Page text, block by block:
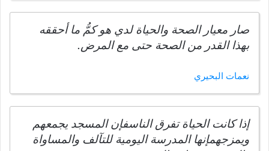
صار معيار الصحة والحياة لدي هو كمُّ ما أحققه
بهذا القدر من الصحة حتى مع المرض.
نعمات البحيري
إذا كانت الحياة تفرق الناسفإن المسجد يجمعهم
ويمزجهمإنها المدرسة اليومية للتآلف والمساواة